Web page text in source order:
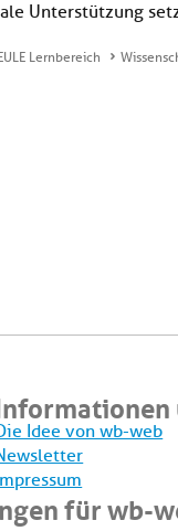
Unterstützung
Lernbereich
Idee von wb-web
für wb-